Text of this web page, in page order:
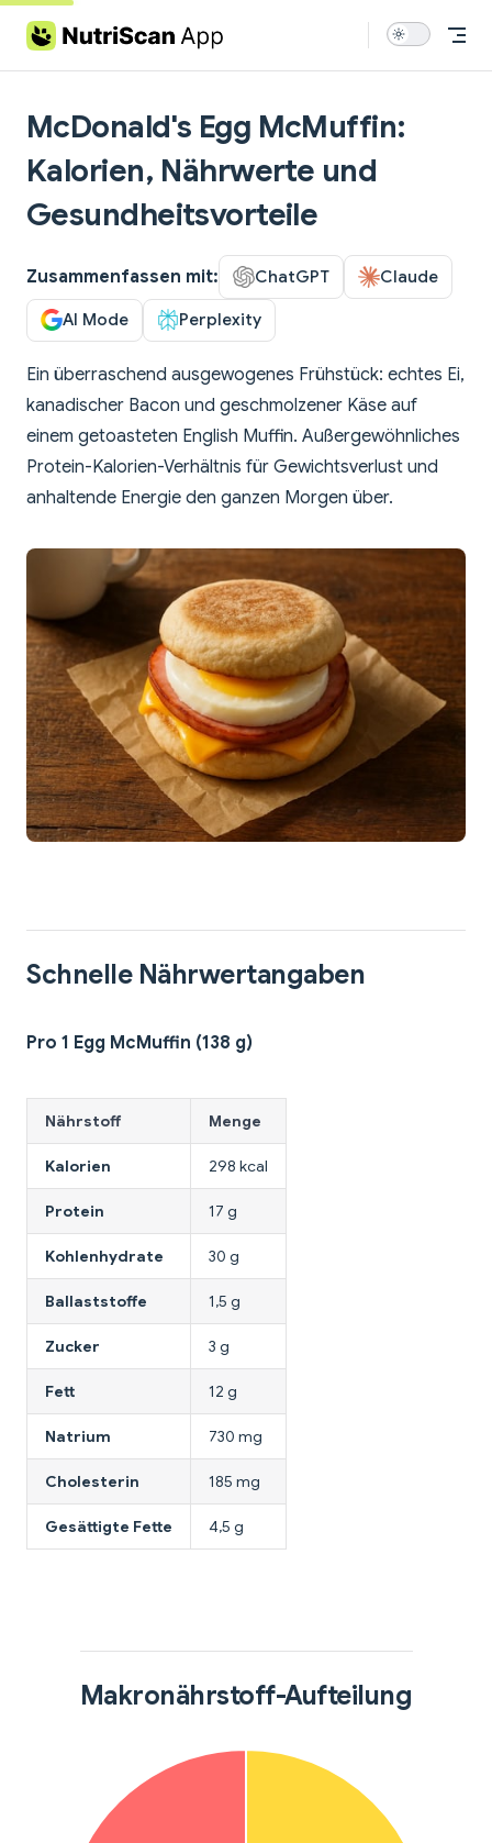
Skip to content
McDonald's Egg McMuffin:
Kalorien, Nährwerte und
Gesundheitsvorteile
Zusammenfassen mit: ChatGPT Claude
AI Mode Perplexity
Ein überraschend ausgewogenes Frühstück: echtes Ei,
kanadischer Bacon und geschmolzener Käse auf
einem getoasteten English Muffin. Außergewöhnliches
Protein-Kalorien-Verhältnis für Gewichtsverlust und
anhaltende Energie den ganzen Morgen über.
Schnelle Nährwertangaben
Pro 1 Egg McMuffin (138 g)
Nährstoff Menge
Kalorien 298 kcal
Protein 17 g
Kohlenhydrate 30 g
Ballaststoffe 1,5 g
Zucker 3 g
Fett 12 g
Natrium 730 mg
Cholesterin 185 mg
Gesättigte Fette 4,5 g
Makronährstoff-Aufteilung